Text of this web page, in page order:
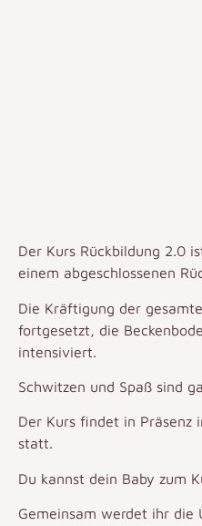
Der Kurs Rückbildung 2.0
einem abgeschlossenen
Die Kräftigung der
fortgesetzt, die
intensiviert.
Schwitzen und Spaß sind
Der Kurs findet in Präsenz
statt.
Du kannst dein Baby zum
Gemeinsam werdet ihr die